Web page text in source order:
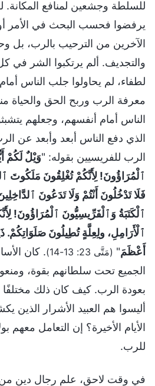
للسلطة وجشعين لمنافع المكانة.
يرفضوا فحسب البحث في الأمر
الآخرين من الترحيب بالرب، بل
والتجديف. ألم يرتكبوا الشر في
لطفاء، لم يحاولوا جلب الناس
معرفة الرب وربح الحق والحياة
الناس أمام أنفسهم، وجعلهم
الذي دفع الناس أبعد وأبعد عن
الرب للفريسيين بقوله: "وَيْلٌ لَكُمْ
ٱلْمُرَاؤُونَ! لِأَنَّكُمْ تُغْلِقُونَ مَلَكُوتَ
فَلَا تَدْخُلُونَ أَنْتُمْ وَلَا تَدَعُونَ
ٱلْكَتَبَةُ وَٱلْفَرِّيسِيُّونَ ٱلْمُرَاؤُونَ!
ٱلْأَرَامِلِ، ولِعِلَّةٍ تُطِيلُونَ صَلَوَاتِكُمْ.
أَعْظَمَ" (مَتَّى 23: 13-14)
. كان
الجميع تحت سلطانهم بقوة،
بعودة الرب. كيف كان ذلك مختلفًا
أليسوا هم العبيد الأشرار الذين
الأيام الأخيرة؟ إن التعامل معهم
للرب.
في وقت لاحق، علم رجال دين